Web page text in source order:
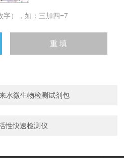
字），如：三加四=7
水微生物检测试剂包
性快速检测仪